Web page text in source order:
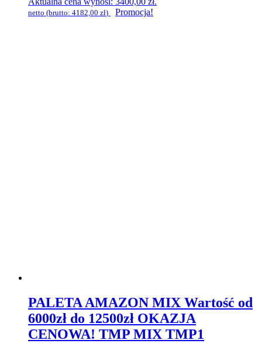
netto (brutto: 4182,00 zł) Promocja!
PALETA AMAZON MIX Wartość od
6000zł do 12500zł OKAZJA
CENOWA! TMP MIX TMP1